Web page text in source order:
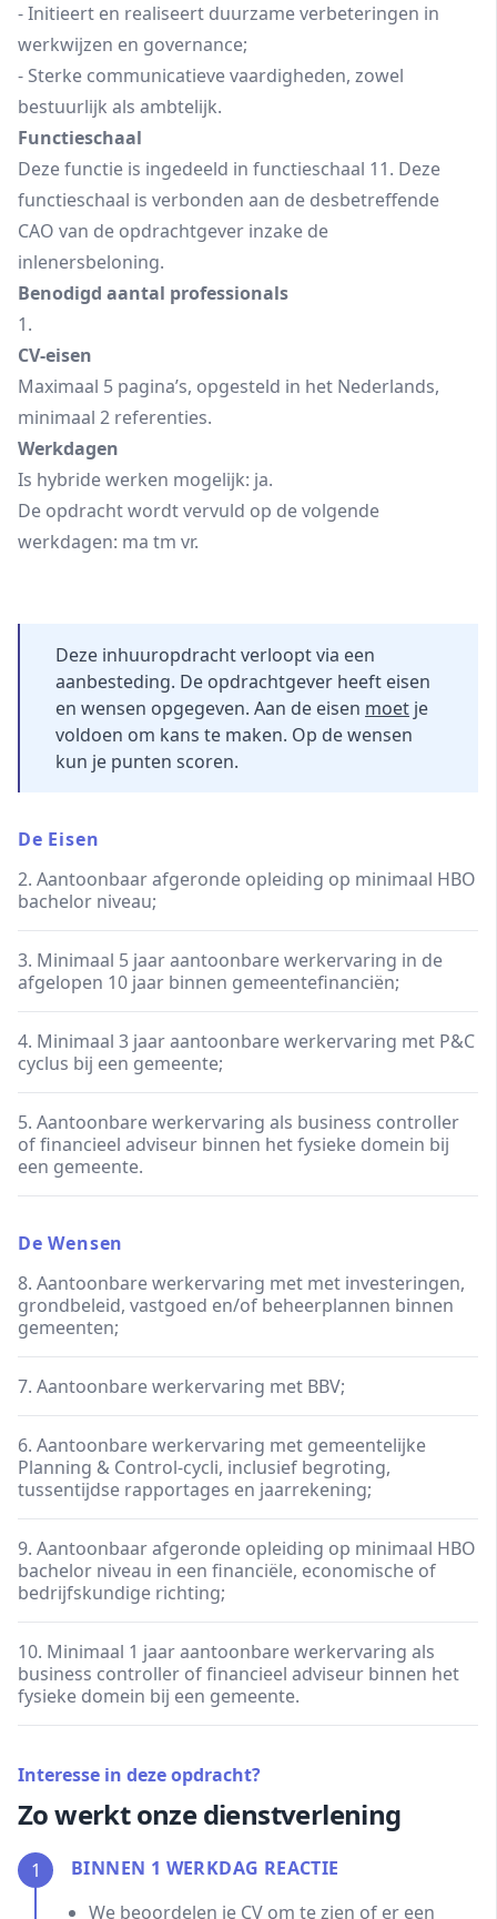
- Initieert en realiseert duurzame verbeteringen in
werkwijzen en governance;
- Sterke communicatieve vaardigheden, zowel
bestuurlijk als ambtelijk.
Functieschaal
Deze functie is ingedeeld in functieschaal 11. Deze
functieschaal is verbonden aan de desbetreffende
CAO van de opdrachtgever inzake de
inlenersbeloning.
Benodigd aantal professionals
1.
CV-eisen
Maximaal 5 pagina’s, opgesteld in het Nederlands,
minimaal 2 referenties.
Werkdagen
Is hybride werken mogelijk: ja.
De opdracht wordt vervuld op de volgende
werkdagen: ma tm vr.
Deze inhuuropdracht verloopt via een
aanbesteding. De opdrachtgever heeft eisen
en wensen opgegeven. Aan de eisen moet je
voldoen om kans te maken. Op de wensen
kun je punten scoren.
De Eisen
2. Aantoonbaar afgeronde opleiding op minimaal HBO
bachelor niveau;
3. Minimaal 5 jaar aantoonbare werkervaring in de
afgelopen 10 jaar binnen gemeentefinanciën;
4. Minimaal 3 jaar aantoonbare werkervaring met P&C
cyclus bij een gemeente;
5. Aantoonbare werkervaring als business controller
of financieel adviseur binnen het fysieke domein bij
een gemeente.
De Wensen
8. Aantoonbare werkervaring met met investeringen,
grondbeleid, vastgoed en/of beheerplannen binnen
gemeenten;
7. Aantoonbare werkervaring met BBV;
6. Aantoonbare werkervaring met gemeentelijke
Planning & Control-cycli, inclusief begroting,
tussentijdse rapportages en jaarrekening;
9. Aantoonbaar afgeronde opleiding op minimaal HBO
bachelor niveau in een financiële, economische of
bedrijfskundige richting;
10. Minimaal 1 jaar aantoonbare werkervaring als
business controller of financieel adviseur binnen het
fysieke domein bij een gemeente.
Interesse in deze opdracht?
Zo werkt onze dienstverlening
1
BINNEN 1 WERKDAG REACTIE
We beoordelen je CV om te zien of er een